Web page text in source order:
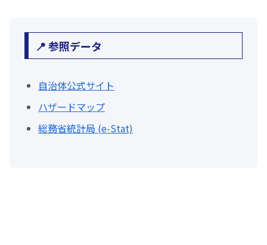
📍 参照データ
自治体公式サイト
ハザードマップ
総務省統計局 (e-Stat)